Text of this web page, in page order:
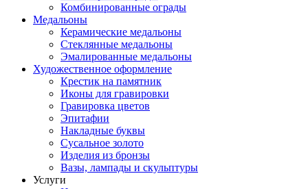
Комбинированные ограды
Медальоны
Керамические медальоны
Стеклянные медальоны
Эмалированные медальоны
Художественное оформление
Крестик на памятник
Иконы для гравировки
Гравировка цветов
Эпитафии
Накладные буквы
Сусальное золото
Изделия из бронзы
Вазы, лампады и скульптуры
Услуги